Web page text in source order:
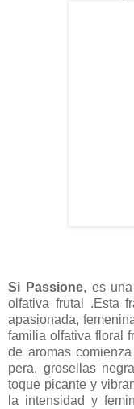
Si Passione, es
olfativa frutal .Esta
apasionada,
familia olfativa floral
de aromas
pera, grosellas
toque picante y
la intensidad y